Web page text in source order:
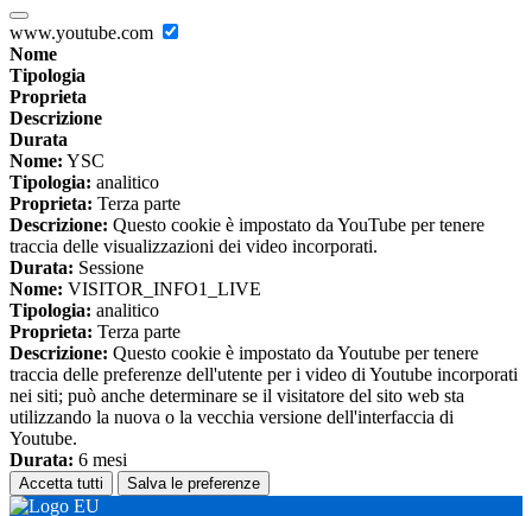
www.youtube.com
Nome
Tipologia
Proprieta
Descrizione
Durata
Nome: YSC
Tipologia: analitico
Proprieta: Terza parte
Descrizione: Questo cookie è impostato da YouTube per tenere
traccia delle visualizzazioni dei video incorporati.
Durata: Sessione
Nome: VISITOR_INFO1_LIVE
Tipologia: analitico
Proprieta: Terza parte
Descrizione: Questo cookie è impostato da Youtube per tenere
traccia delle preferenze dell'utente per i video di Youtube incorporati
nei siti; può anche determinare se il visitatore del sito web sta
utilizzando la nuova o la vecchia versione dell'interfaccia di
Youtube.
Durata: 6 mesi
Accetta tutti Salva le preferenze